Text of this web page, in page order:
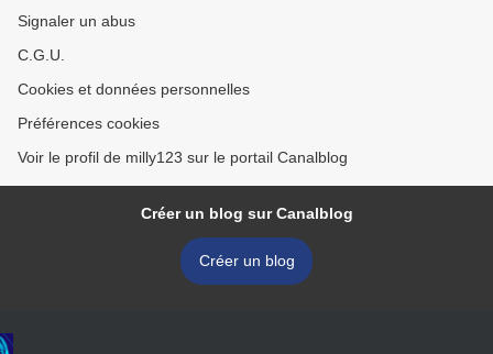
Signaler un abus
C.G.U.
Cookies et données personnelles
Préférences cookies
Voir le profil de milly123 sur le portail Canalblog
Créer un blog sur Canalblog
Créer un blog